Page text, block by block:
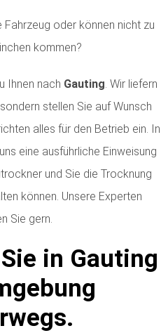
oder können nicht zu
kommen?
Ihnen nach Gauting . Wir liefern
stellen Sie auf Wunsch
alles für den Betrieb ein. In
eine ausführliche Einweisung
und Sie die Trocknung
können. Unsere Experten
Sie gern.
in Gauting